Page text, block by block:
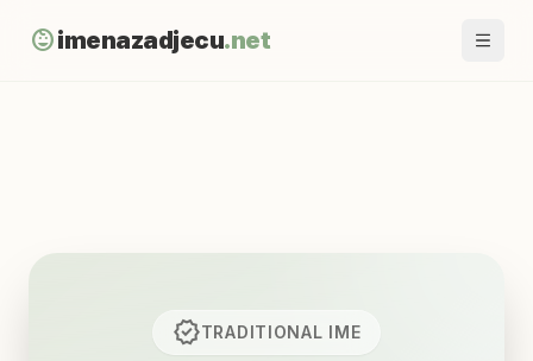
child_careimenazadjecu.net
verifiedTRADITIONAL IME